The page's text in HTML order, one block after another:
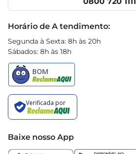
Horário de A tendimento:
Segunda à Sexta: 8h às 20h
Sábados: 8h às 18h
Baixe nosso App